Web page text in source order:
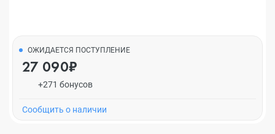
ОЖИДАЕТСЯ ПОСТУПЛЕНИЕ
27 090₽
+271 бонусов
Cообщить о наличии